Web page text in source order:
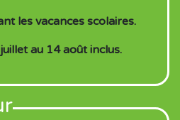
les vacances scolaires.
au 14 août inclus.